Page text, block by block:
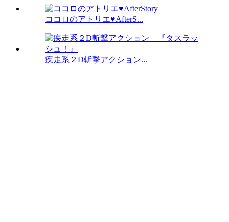
ココロのアトリエ♥AfterS...
疾走系２D斬撃アクション...